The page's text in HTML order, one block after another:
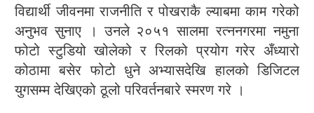
विद्यार्थी जीवनमा राजनीति र पोखराकै ल्याबमा काम गरेको
अनुभव सुनाए । उनले २०५१ सालमा रत्ननगरमा नमुना
फोटो स्टुडियो खोलेको र रिलको प्रयोग गरेर अँध्यारो
कोठामा बसेर फोटो धुने अभ्यासदेखि हालको डिजिटल
युगसम्म देखिएको ठूलो परिवर्तनबारे स्मरण गरे ।